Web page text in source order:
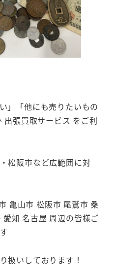
」「他にも売りたいもの
出張買取サービス をご利
松阪市など広範囲に対
亀山市 松阪市 尾鷲市 桑
知 名古屋 周辺の皆様ご
扱いしております！